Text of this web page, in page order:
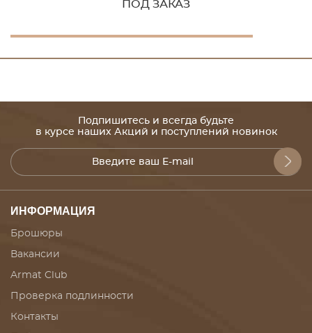
ПОД ЗАКАЗ
Подпишитесь и всегда будьте
в курсе наших Акций и поступлений новинок
ИНФОРМАЦИЯ
Брошюры
Вакансии
Armat Club
Проверка подлинности
Контакты